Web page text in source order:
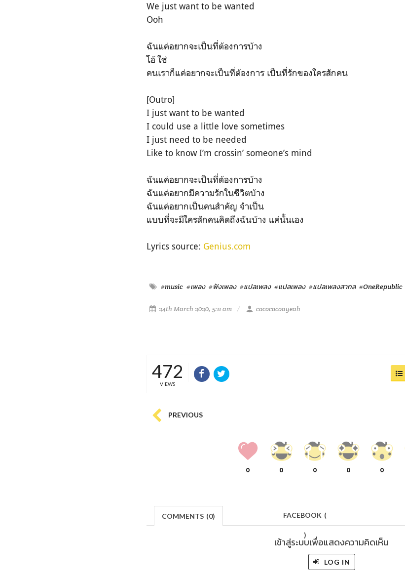
We just want to be wanted
Ooh
ฉันแค่อยากจะเป็นที่ต้องการบ้าง
โอ้ ใช่
คนเราก็แค่อยากจะเป็นที่ต้องการ เป็นที่รักของใครสักคน
[Outro]
I just want to be wanted
I could use a little love sometimes
I just need to be needed
Like to know I’m crossin’ someone’s mind
ฉันแค่อยากจะเป็นที่ต้องการบ้าง
ฉันแค่อยากมีความรักในชีวิตบ้าง
ฉันแค่อยากเป็นคนสำคัญ จำเป็น
แบบที่จะมีใครสักคนคิดถึงฉันบ้าง แค่นั้นเอง
Lyrics source: Genius.com
#music #เพลง #ฟังเพลง #แปลเพลง #แปลเพลง #แปลเพลงสากล #OneRepublic
24th March 2020, 5:11 am cocococoayeah
472
VIEWS
PREVIOUS
0 0 0 0 0
COMMENTS (0) FACEBOOK (
)
เข้าสู่ระบบเพื่อแสดงความคิดเห็น
LOG IN